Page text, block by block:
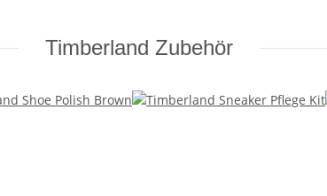
Timberland Zubehör